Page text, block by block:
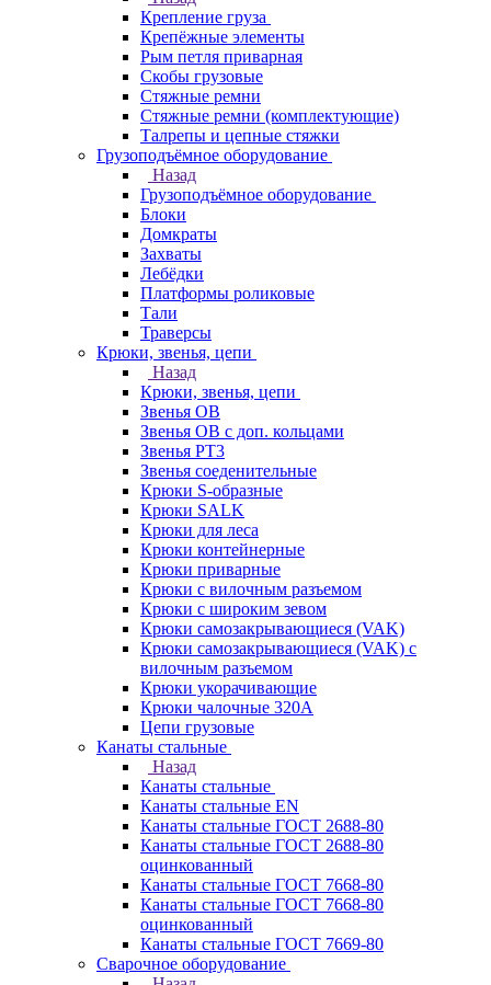
Крепление груза
Крепёжные элементы
Рым петля приварная
Скобы грузовые
Стяжные ремни
Стяжные ремни (комплектующие)
Талрепы и цепные стяжки
Грузоподъёмное оборудование
Назад
Грузоподъёмное оборудование
Блоки
Домкраты
Захваты
Лебёдки
Платформы роликовые
Тали
Траверсы
Крюки, звенья, цепи
Назад
Крюки, звенья, цепи
Звенья ОВ
Звенья ОВ с доп. кольцами
Звенья РТ3
Звенья соеденительные
Крюки S-образные
Крюки SALK
Крюки для леса
Крюки контейнерные
Крюки приварные
Крюки с вилочным разъемом
Крюки с широким зевом
Крюки самозакрывающиеся (VAK)
Крюки самозакрывающиеся (VAK) с
вилочным разъемом
Крюки укорачивающие
Крюки чалочные 320А
Цепи грузовые
Канаты стальные
Назад
Канаты стальные
Канаты стальные EN
Канаты стальные ГОСТ 2688-80
Канаты стальные ГОСТ 2688-80
оцинкованный
Канаты стальные ГОСТ 7668-80
Канаты стальные ГОСТ 7668-80
оцинкованный
Канаты стальные ГОСТ 7669-80
Сварочное оборудование